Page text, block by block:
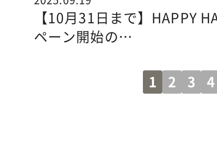
【10月31日まで】HAPPY
ペーン開始の…
1 2 3 4